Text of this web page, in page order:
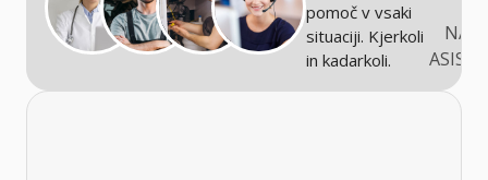
pomoč v vsaki
situaciji. Kjerkoli
in kadarkoli.